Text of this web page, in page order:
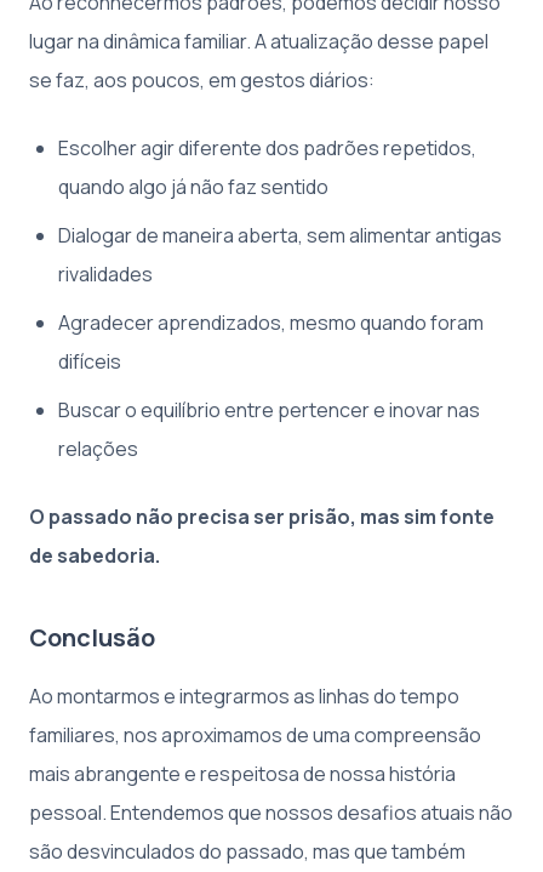
lugar na dinâmica familiar. A atualização desse papel
se faz, aos poucos, em gestos diários:
Escolher agir diferente dos padrões repetidos,
quando algo já não faz sentido
Dialogar de maneira aberta, sem alimentar antigas
rivalidades
Agradecer aprendizados, mesmo quando foram
difíceis
Buscar o equilíbrio entre pertencer e inovar nas
relações
O passado não precisa ser prisão, mas sim fonte
de sabedoria.
Conclusão
Ao montarmos e integrarmos as linhas do tempo
familiares, nos aproximamos de uma compreensão
mais abrangente e respeitosa de nossa história
pessoal. Entendemos que nossos desafios atuais não
são desvinculados do passado, mas que também